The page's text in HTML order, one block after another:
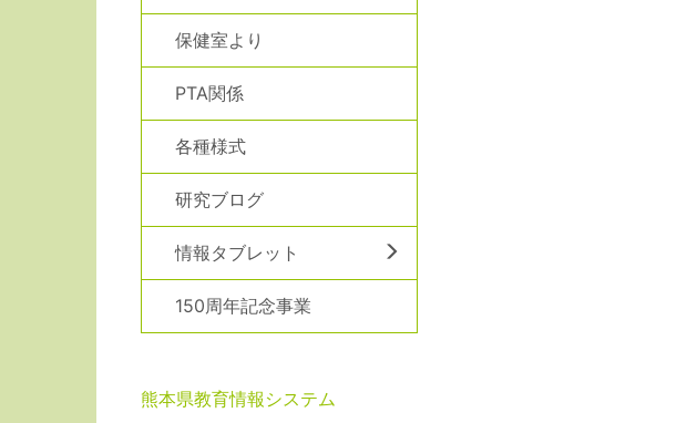
保健室より
PTA関係
各種様式
研究ブログ
情報タブレット
150周年記念事業
熊本県教育情報システム